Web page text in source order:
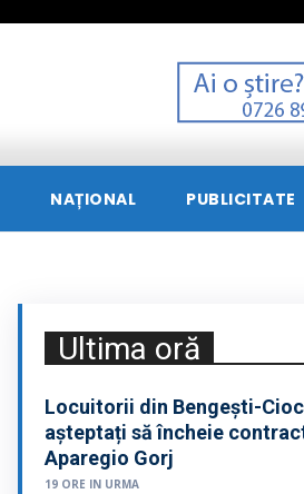
NAȚIONAL PUBLICITATE
Ultima oră
Locuitorii din Bengești-
așteptați să încheie
Aparegio Gorj
19 ORE IN URMA